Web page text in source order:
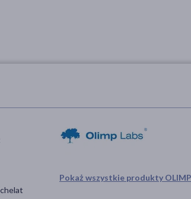
Pokaż wszystkie produkty OLIMP